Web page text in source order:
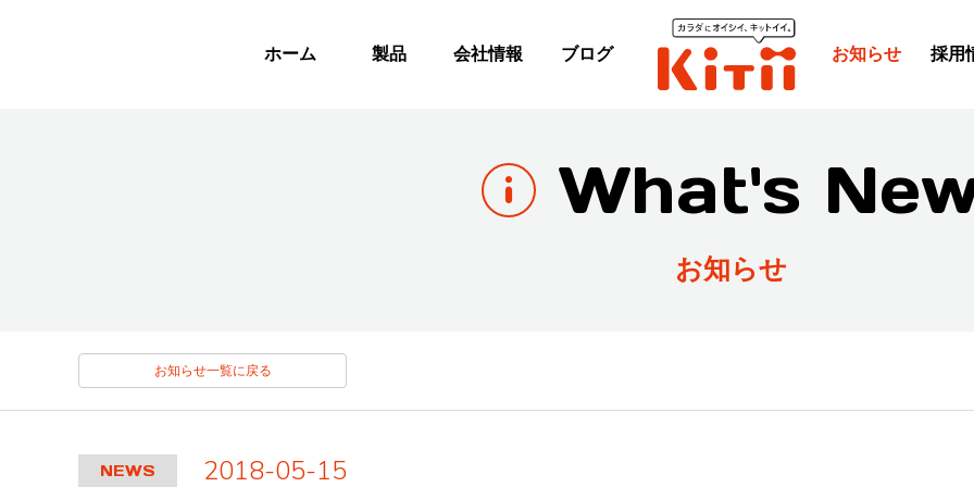
ホーム 製品 会社情報 ブログ お知らせ 採用
What's
お知らせ
お知らせ一覧に戻る
NEWS 2018-05-15